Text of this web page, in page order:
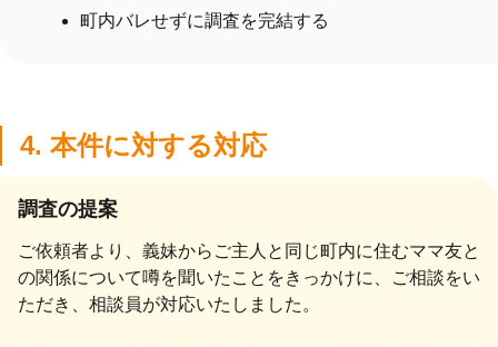
町内バレせずに調査を完結する
4. 本件に対する対応
調査の提案
ご依頼者より、義妹からご主人と同じ町内に住むママ友と
の関係について噂を聞いたことをきっかけに、ご相談をい
ただき、相談員が対応いたしました。